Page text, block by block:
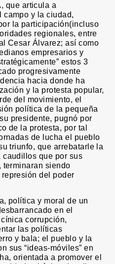
que articula a
campo y la ciudad,
la participación(incluso
regionales, entre
Cesar Álvarez; así como
empresarios y
estos 3
progresivamente
hacia donde ha
y la protesta popular,
del movimiento, el
política de la pequeña
presidente, pugnó por
de la protesta, por tal
de lucha el pueblo
triunfo, que arrebatarle la
que por sus
terminaran siendo
del poder
política y moral de un
en el
corrupción,
las políticas
y bala; el pueblo y la
sus “ideas-móviles” en
orientada a promover el